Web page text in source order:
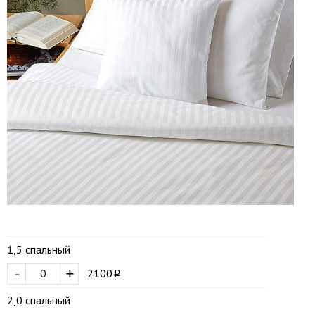
1,5 спальный
+
-
2100
2,0 спальный